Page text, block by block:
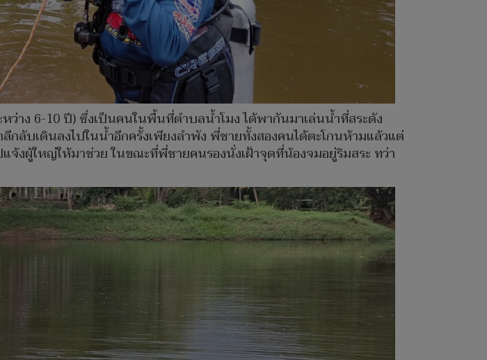
ว่าง 6-10 ปี) ซึ่งเป็นคนในพื้นที่ตำบลน้ำโมง ได้พากันมาเล่นน้ำที่สระดัง
ลับเดินลงไปในน้ำอีกครั้งเพียงลำพัง พี่ชายทั้งสองคนได้ตะโกนห้ามแล้วแต่
งผู้ใหญ่ให้มาช่วย ในขณะที่พี่ชายคนรองนั่งเฝ้าจุดที่น้องจมอยู่ริมสระ ทว่า